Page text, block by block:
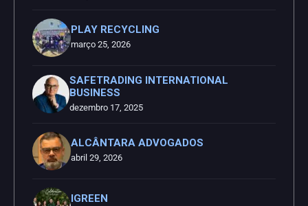
PLAY RECYCLING
março 25, 2026
SAFETRADING INTERNATIONAL
BUSINESS
dezembro 17, 2025
ALCÂNTARA ADVOGADOS
abril 29, 2026
IGREEN